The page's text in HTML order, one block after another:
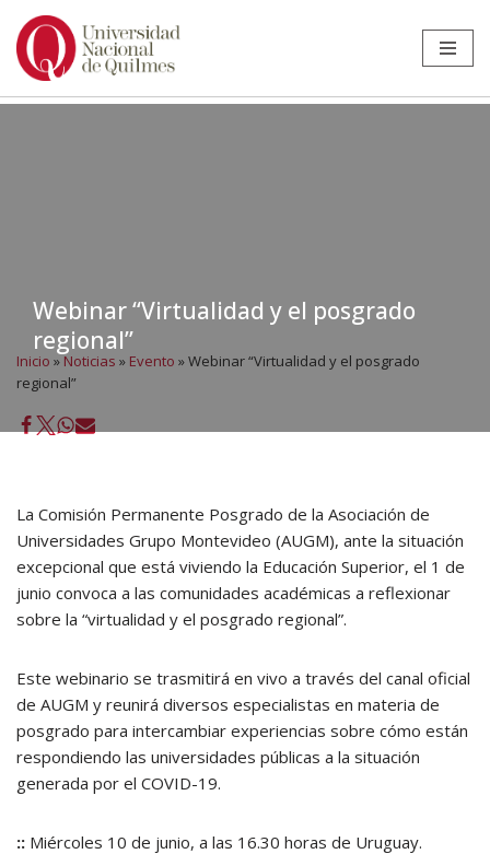
Ir
Webinar “Virtualidad y el posgrado
regional”
Inicio »Noticias » Evento »Webinar “Virtualidad y el posgrado
regional”
La Comisión Permanente Posgrado de la Asociación de
Universidades Grupo Montevideo (AUGM), ante la situación
excepcional que está viviendo la Educación Superior, el 1 de
junio convoca a las comunidades académicas a reflexionar
sobre la “virtualidad y el posgrado regional”.
Este webinario se trasmitirá en vivo a través del canal oficial
de AUGM y reunirá diversos especialistas en materia de
posgrado para intercambiar experiencias sobre cómo están
respondiendo las universidades públicas a la situación
generada por el COVID-19.
:: Miércoles 10 de junio, a las 16.30 horas de Uruguay.